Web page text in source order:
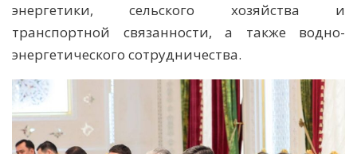
энергетики, сельского хозяйства и
транспортной связанности, а также водно-
энергетического сотрудничества.